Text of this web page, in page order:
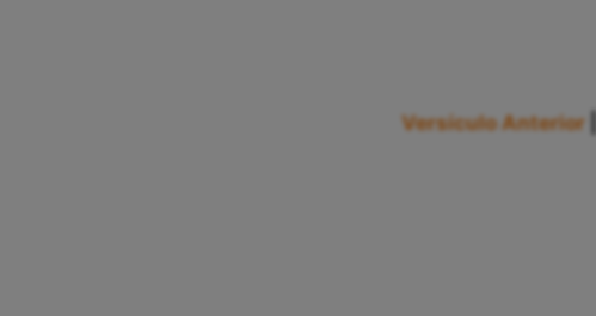
Versículo Anterior